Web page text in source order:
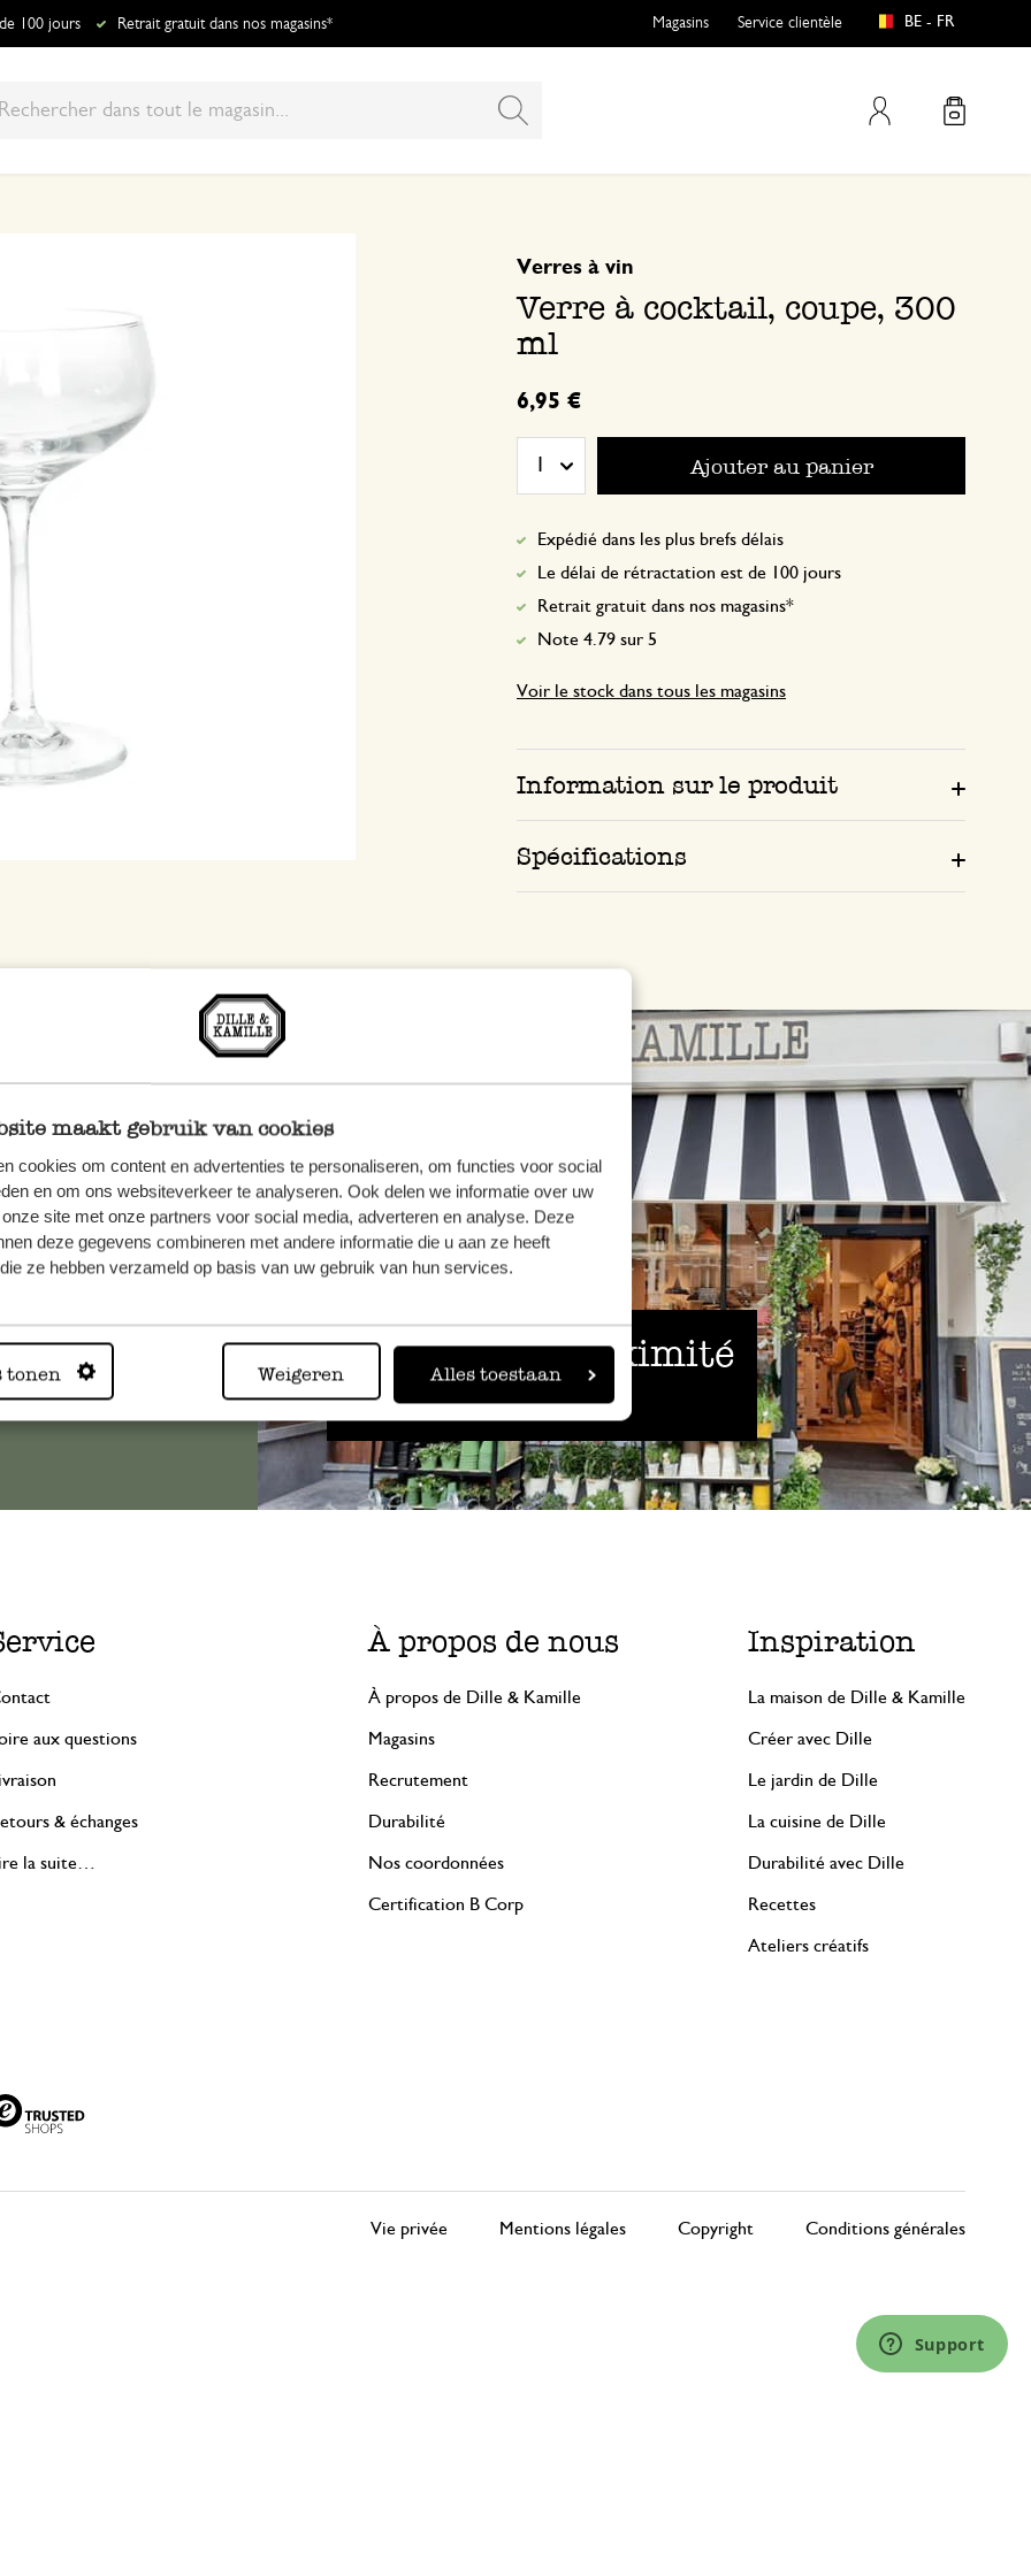
maakt gebruik van cookies
cookies om content en advertenties te personaliseren, om functies voor social
en om ons websiteverkeer te analyseren. Ook delen we informatie over uw
site met onze partners voor social media, adverteren en analyse. Deze
deze gegevens combineren met andere informatie die u aan ze heeft
ze hebben verzameld op basis van uw gebruik van hun services.
tonen Weigeren Alles toestaan
100 jours Retrait gratuit dans nos magasins*
Mon compte
Magasins Service clientèle BE - FR
Verre à cocktail, coupe, 300
ml
Verres à vin
6,95 €
Ajouter au panier
Expédié dans les plus brefs délais
Le délai de rétractation est de 100 jours
Retrait gratuit dans nos magasins*
Note 4.79 sur 5
Voir le stock dans tous les magasins
Information sur le produit
Spécifications
Toujours à proximité
Voir les 62 magasins
veuillez
.
aux questions
& échanges
la suite…
À propos de nous
À propos de Dille & Kamille
Magasins
Recrutement
Durabilité
Nos coordonnées
Certification B Corp
Inspiration
La maison de Dille & Kamille
Créer avec Dille
Le jardin de Dille
La cuisine de Dille
Durabilité avec Dille
Recettes
Ateliers créatifs
Vie privée Mentions légales Copyright Conditions générales
Support